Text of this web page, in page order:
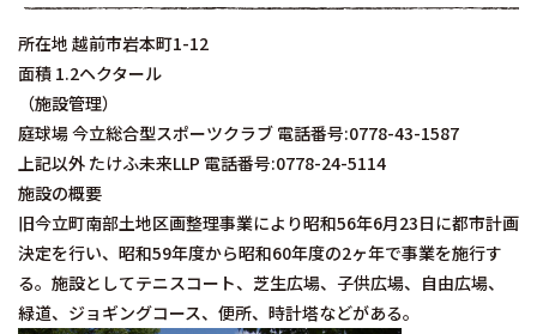
所在地 越前市岩本町1-12
面積 1.2ヘクタール
（施設管理）
庭球場 今立総合型スポーツクラブ 電話番号:0778-43-1587
上記以外 たけふ未来LLP 電話番号:0778-24-5114
施設の概要
旧今立町南部土地区画整理事業により昭和56年6月23日に都市計画
決定を行い、昭和59年度から昭和60年度の2ヶ年で事業を施行す
る。施設としてテニスコート、芝生広場、子供広場、自由広場、
緑道、ジョギングコース、便所、時計塔などがある。